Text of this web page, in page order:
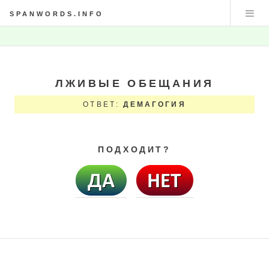
SPANWORDS.INFO
ЛЖИВЫЕ ОБЕЩАНИЯ
ОТВЕТ: ДЕМАГОГИЯ
ПОДХОДИТ?